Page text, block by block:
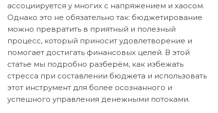
ассоциируется у многих с напряжением и хаосом.
Однако это не обязательно так: бюджетирование
можно превратить в приятный и полезный
процесс, который приносит удовлетворение и
помогает достигать финансовых целей. В этой
статье мы подробно разберём, как избежать
стресса при составлении бюджета и использовать
этот инструмент для более осознанного и
успешного управления денежными потоками.